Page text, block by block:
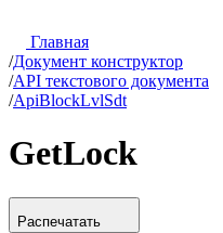
Главная
/Документ конструктор
/API текстового документа
/ApiBlockLvlSdt
GetLock
Распечатать